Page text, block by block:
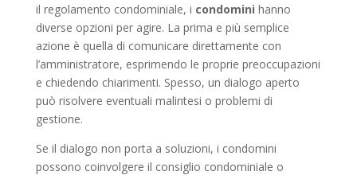
il regolamento condominiale, i condomini hanno
diverse opzioni per agire. La prima e più semplice
azione è quella di comunicare direttamente con
l’amministratore, esprimendo le proprie preoccupazioni
e chiedendo chiarimenti. Spesso, un dialogo aperto
può risolvere eventuali malintesi o problemi di
gestione.
Se il dialogo non porta a soluzioni, i condomini
possono coinvolgere il consiglio condominiale o